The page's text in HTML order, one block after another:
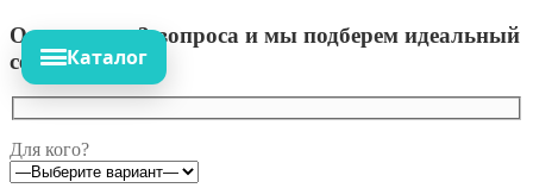
Ответьте на 3 вопроса и мы подберем идеальный
сет!
Для кого?
Каталог